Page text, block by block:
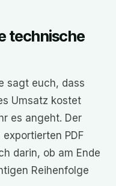
technische
sagt euch, dass
Umsatz kostet
es angeht. Der
PDF
darin, ob am Ende
Reihenfolge